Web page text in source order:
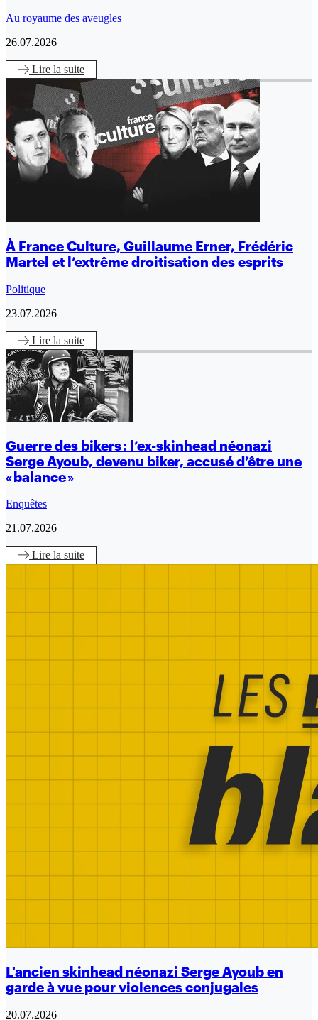
Au royaume des aveugles
26.07.2026
Lire la suite
À France Culture, Guillaume Erner, Frédéric
Martel et l’extrême droitisation des esprits
Politique
23.07.2026
Lire la suite
Guerre des bikers : l’ex-skinhead néonazi
Serge Ayoub, devenu biker, accusé d’être une
« balance »
Enquêtes
21.07.2026
Lire la suite
L'ancien skinhead néonazi Serge Ayoub en
garde à vue pour violences conjugales
20.07.2026